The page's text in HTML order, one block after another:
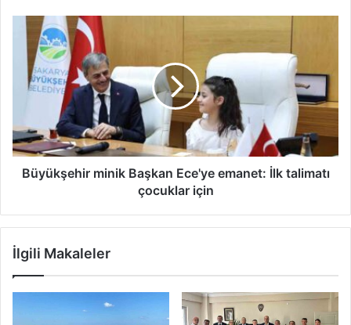
Büyükşehir
minik
Başkan
Ece'ye
emanet:
çocuklar
için
Büyükşehir minik Başkan Ece'ye emanet: İlk talimatı
çocuklar için
İlgili Makaleler